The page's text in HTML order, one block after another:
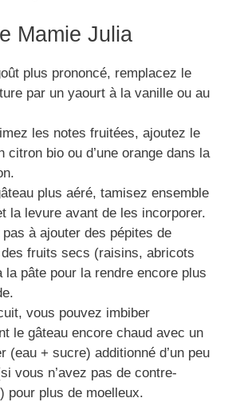
Mamie Julia
plus prononcé, remplacez le
par un yaourt à la vanille ou au
les notes fruitées, ajoutez le
citron bio ou d’une orange dans la
plus aéré, tamisez ensemble
la levure avant de les incorporer.
pas à ajouter des pépites de
fruits secs (raisins, abricots
la pâte pour la rendre encore plus
vous pouvez imbiber
le gâteau encore chaud avec un
(eau + sucre) additionné d’un peu
vous n’avez pas de contre-
pour plus de moelleux.